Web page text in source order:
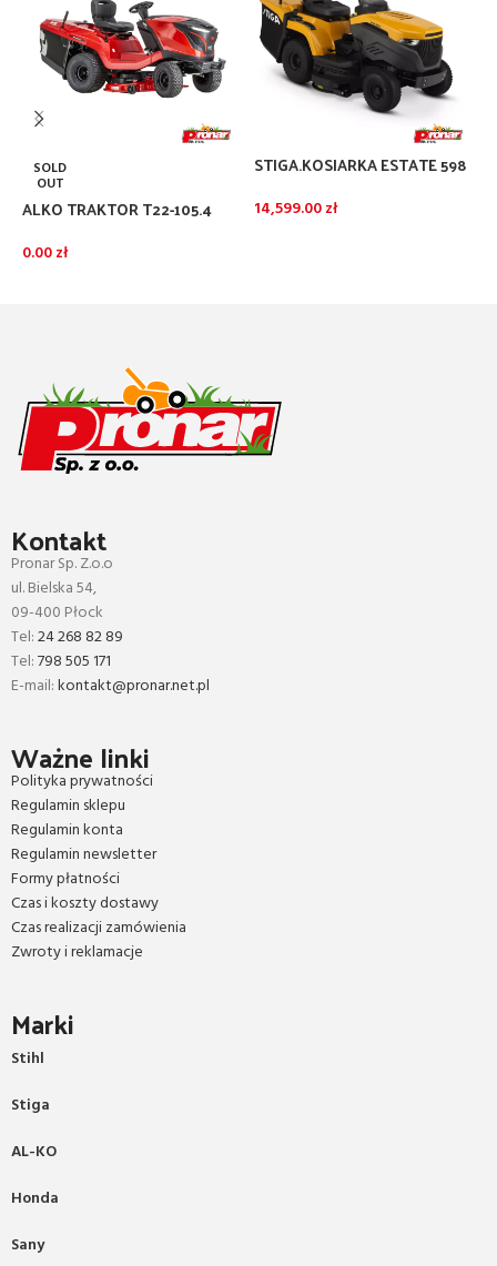
SOLD
OUT
ALKO TRAKTOR T22-105.4
0.00zł
STIGA.KOSIARKA ESTATE 598
14,599.00zł
Kontakt
Pronar Sp. Z.o.o
ul. Bielska 54,
09-400 Płock
Tel:24 268 82 89
Tel:798 505 171
E-mail:kontakt@pronar.net.pl
Ważne linki
Polityka prywatności
Regulamin sklepu
Regulamin konta
Regulamin newsletter
Formy płatności
Czas i koszty dostawy
Czas realizacji zamówienia
Zwroty i reklamacje
Marki
Stihl
Stiga
AL-KO
Honda
Sany